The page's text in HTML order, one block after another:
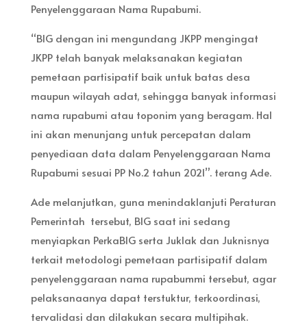
Penyelenggaraan Nama Rupabumi.
“BIG dengan ini mengundang JKPP mengingat
JKPP telah banyak melaksanakan kegiatan
pemetaan partisipatif baik untuk batas desa
maupun wilayah adat, sehingga banyak informasi
nama rupabumi atau toponim yang beragam. Hal
ini akan menunjang untuk percepatan dalam
penyediaan data dalam Penyelenggaraan Nama
Rupabumi sesuai PP No.2 tahun 2021”. terang Ade.
Ade melanjutkan, guna menindaklanjuti Peraturan
Pemerintah tersebut, BIG saat ini sedang
menyiapkan PerkaBIG serta Juklak dan Juknisnya
terkait metodologi pemetaan partisipatif dalam
penyelenggaraan nama rupabummi tersebut, agar
pelaksanaanya dapat terstuktur, terkoordinasi,
tervalidasi dan dilakukan secara multipihak.